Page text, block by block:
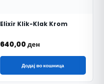
Elixir Klik-Klak Krom
640,00 ден
Додај во кошница